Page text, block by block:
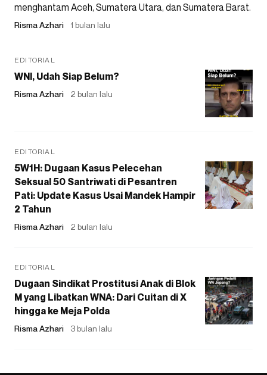
menghantam Aceh, Sumatera Utara, dan Sumatera Barat.
Risma Azhari 1 bulan lalu
EDITORIAL
WNI, Udah Siap Belum?
Risma Azhari 2 bulan lalu
EDITORIAL
5W1H: Dugaan Kasus Pelecehan
Seksual 50 Santriwati di Pesantren
Pati: Update Kasus Usai Mandek Hampir
2 Tahun
Risma Azhari 2 bulan lalu
EDITORIAL
Dugaan Sindikat Prostitusi Anak di Blok
M yang Libatkan WNA: Dari Cuitan di X
hingga ke Meja Polda
Risma Azhari 3 bulan lalu